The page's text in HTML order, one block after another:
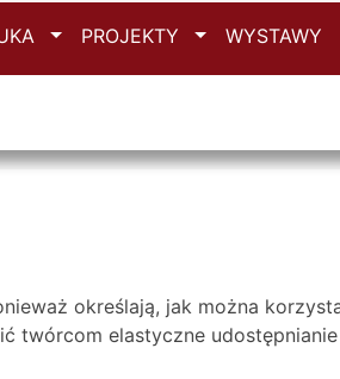
Przełącz
PROJEKTY Przełącz
WYSTAWY
określają, jak można
twórcom elastyczne